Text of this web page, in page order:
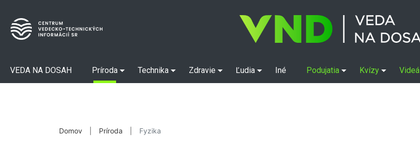
VEDA NA DOSAH Príroda Technika Zdravie Ľudia Iné Podujatia Kvízy Videá
Domov Príroda Fyzika